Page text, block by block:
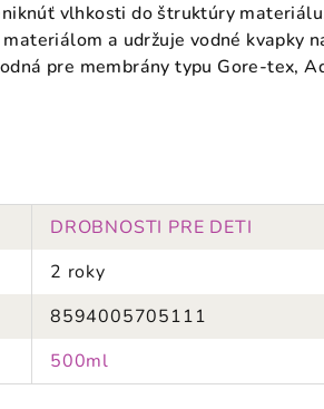
vlhkosti do štruktúry
a udržuje vodné kvapky
pre membrány typu Gore-tex,
DROBNOSTI PRE DETI
2 roky
8594005705111
500ml